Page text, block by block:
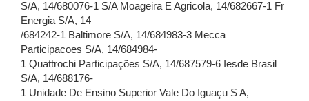
S/A, 14/680076-1 S/A Moageira E Agricola, 14/682667-1 Fr
Energia S/A, 14
/684242-1 Baltimore S/A, 14/684983-3 Mecca
Participacoes S/A, 14/684984-
1 Quattrochi Participações S/A, 14/687579-6 Iesde Brasil
S/A, 14/688176-
1 Unidade De Ensino Superior Vale Do Iguaçu S A,